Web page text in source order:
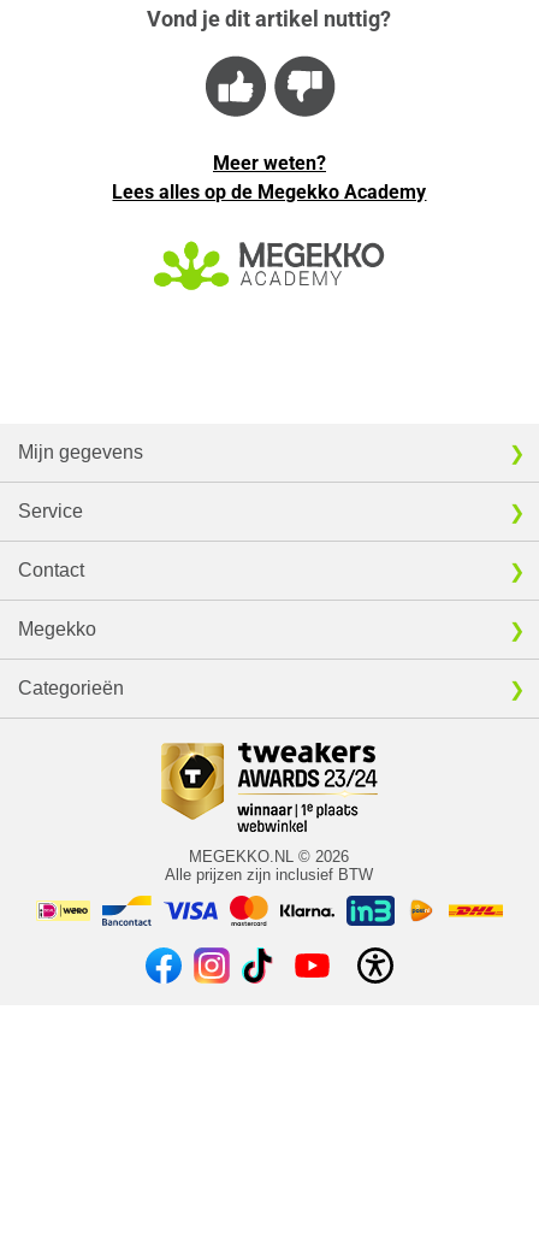
Vond je dit artikel nuttig?
Meer weten?
Lees alles op de Megekko Academy
Mijn gegevens
Service
Contact
Megekko
Categorieën
MEGEKKO.NL © 2026
Alle prijzen zijn inclusief BTW